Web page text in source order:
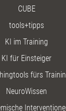
CUBE
tools+tipps
KI im Training
KI für Einsteiger
fürs
NeuroWissen